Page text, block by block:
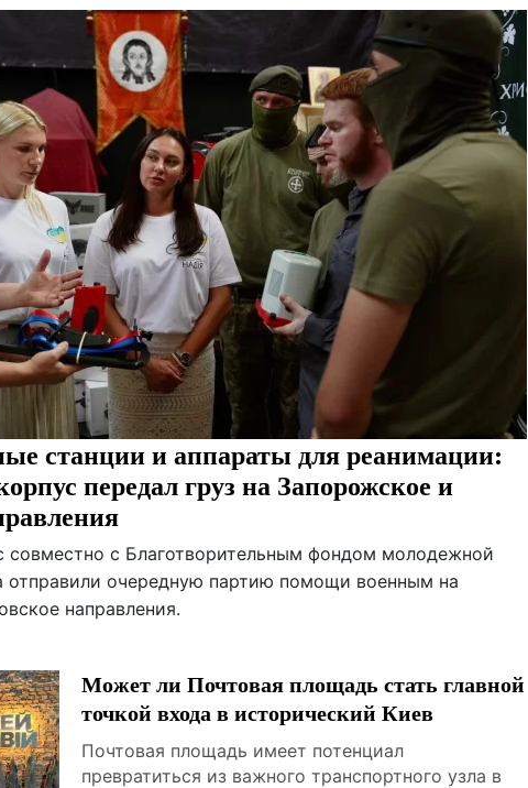
станции и аппараты для реанимации:
передал груз на Запорожское и
совместно с Благотворительным фондом молодежной
очередную партию помощи военным на
направления.
Может ли Почтовая площадь стать главной
точкой входа в исторический Киев
Почтовая площадь имеет потенциал
превратиться из важного транспортного узла в